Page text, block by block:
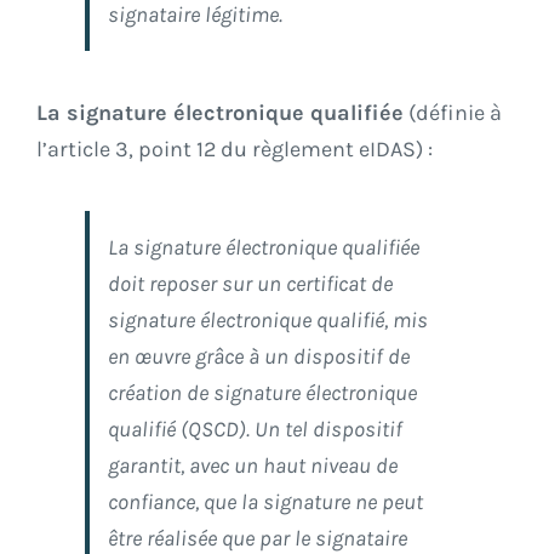
signataire légitime.
La signature électronique qualifiée (définie à
l’article 3, point 12 du règlement eIDAS) :
La signature électronique qualifiée
doit reposer sur un certificat de
signature électronique qualifié, mis
en œuvre grâce à un dispositif de
création de signature électronique
qualifié (QSCD). Un tel dispositif
garantit, avec un haut niveau de
confiance, que la signature ne peut
être réalisée que par le signataire